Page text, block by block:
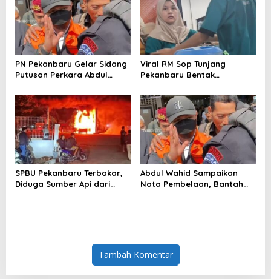
PN Pekanbaru Gelar Sidang
Putusan Perkara Abdul
Viral RM Sop Tunjang
Pekanbaru Bentak
Maaf
SPBU Pekanbaru Terbakar,
Diduga Sumber Api dari
Abdul Wahid Sampaikan
Nota Pembelaan, Bantah
Tambah Komentar